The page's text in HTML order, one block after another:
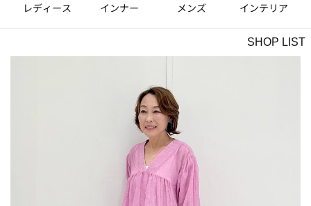
レディース インナー メンズ インテリア
SHOP LIST